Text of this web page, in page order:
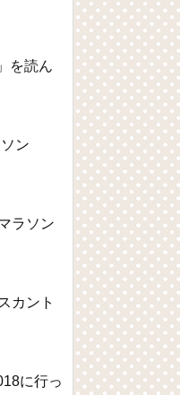
を読ん
ン
ラソン
カント
に行っ